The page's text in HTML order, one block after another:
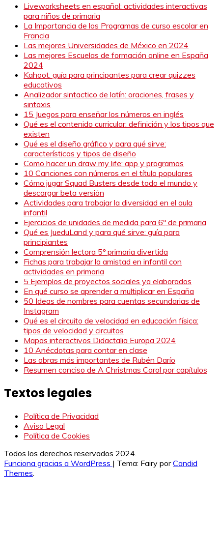
Liveworksheets en español: actividades interactivas
para niños de primaria
La Importancia de los Programas de curso escolar en
Francia
Las mejores Universidades de México en 2024
Las mejores Escuelas de formación online en España
2024
Kahoot: guía para principantes para crear quizzes
educativos
Analizador sintactico de latín: oraciones, frases y
sintaxis
15 Juegos para enseñar los números en inglés
Qué es el contenido curricular: definición y los tipos que
existen
Qué es el diseño gráfico y para qué sirve:
características y tipos de diseño
Como hacer un draw my life: app y programas
10 Canciones con números en el título populares
Cómo jugar Squad Busters desde todo el mundo y
descargar beta versión
Actividades para trabajar la diversidad en el aula
infantil
Ejercicios de unidades de medida para 6º de primaria
Qué es JueduLand y para qué sirve: guía para
principiantes
Comprensión lectora 5º primaria divertida
Fichas para trabajar la amistad en infantil con
actividades en primaria
5 Ejemplos de proyectos sociales ya elaborados
En qué curso se aprender a multiplicar en España
50 Ideas de nombres para cuentas secundarias de
Instagram
Qué es el circuito de velocidad en educación física:
tipos de velocidad y circuitos
Mapas interactivos Didactalia Europa 2024
10 Anécdotas para contar en clase
Las obras más importantes de Rubén Darío
Resumen conciso de A Christmas Carol por capítulos
Textos legales
Política de Privacidad
Aviso Legal
Política de Cookies
Todos los derechos reservados 2024.
Funciona gracias a WordPress | Tema: Fairy porCandid
Themes.